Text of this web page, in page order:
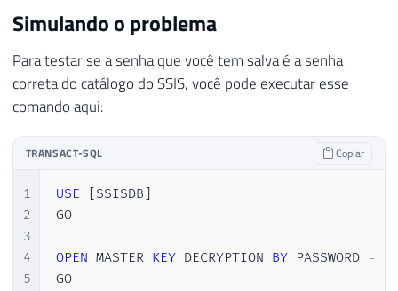
Simulando o problema
Para testar se a senha que você tem salva é a senha
correta do catálogo do SSIS, você pode executar esse
comando aqui:
TRANSACT-SQL Copiar
1
2
3
4
5
USE [SSISDB]
GO
OPEN MASTER KEY DECRYPTION BY PASSWORD =
GO